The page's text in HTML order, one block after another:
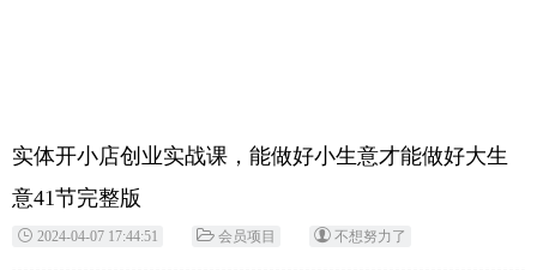
实体开小店创业实战课，能做好小生意才能做好大生
意41节完整版
2024-04-07 17:44:51 会员项目 不想努力了